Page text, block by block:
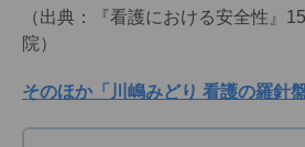
（出典：『看護における安全性』
院）
そのほか「川嶋みどり 看護の羅針